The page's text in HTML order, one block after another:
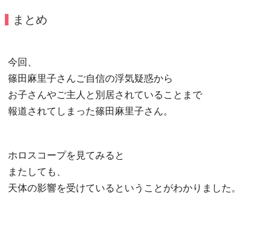
まとめ
今回、
篠田麻里子さんご自信の浮気疑惑から
お子さんやご主人と別居されていることまで
報道されてしまった篠田麻里子さん。
ホロスコープを見てみると
またしても、
天体の影響を受けているということがわかりました。